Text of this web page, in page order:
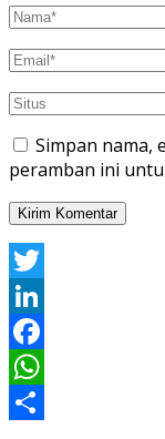
Simpan nama,
peramban ini
Twitter
LinkedIn
Facebook
WhatsApp